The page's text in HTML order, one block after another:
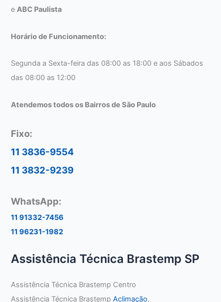
eABC Paulista
Horário de Funcionamento:
Segunda a Sexta-feira das 08:00 as 18:00 e aos Sábados
das 08:00 as 12:00
Atendemos todos os Bairros de São Paulo
Fixo:
11 3836-9554
11 3832-9239
WhatsApp:
11 91332-7456
11 96231-1982
Assistência Técnica Brastemp SP
Assistência Técnica Brastemp Centro
Assistência Técnica BrastempAclimação,